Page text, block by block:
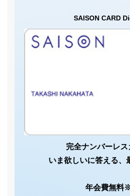
SAISON CARD
完全ナンバーレス
いま欲しいに答える、
年会費無料